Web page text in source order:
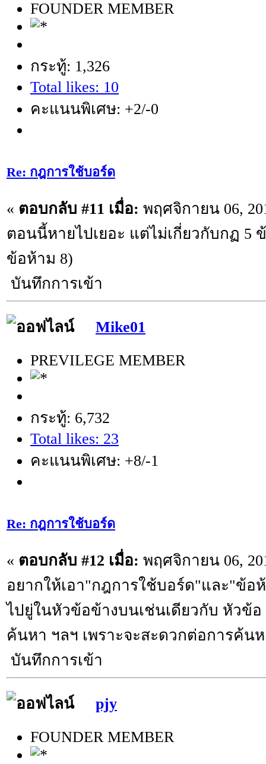
FOUNDER MEMBER
กระทู้: 1,326
Total likes: 10
คะแนนพิเศษ: +2/-0
Re: กฎการใช้บอร์ด
« ตอบกลับ #11 เมื่อ: พฤศจิกายน 06,
ตอนนี้หายไปเยอะ แต่ไม่เกี่ยวกับกฏ 5
ข้อห้าม 8)
บันทึกการเข้า
Mike01
PREVILEGE MEMBER
กระทู้: 6,732
Total likes: 23
คะแนนพิเศษ: +8/-1
Re: กฎการใช้บอร์ด
« ตอบกลับ #12 เมื่อ: พฤศจิกายน 06,
อยากให้เอา"กฎการใช้บอร์ด"และ"ข้อ
ไปยู่ในหัวข้อข้างบนเช่นเดียวกับ หัวข้
ค้นหา ฯลฯ เพราะจะสะดวกต่อการค้น
บันทึกการเข้า
pjy
FOUNDER MEMBER